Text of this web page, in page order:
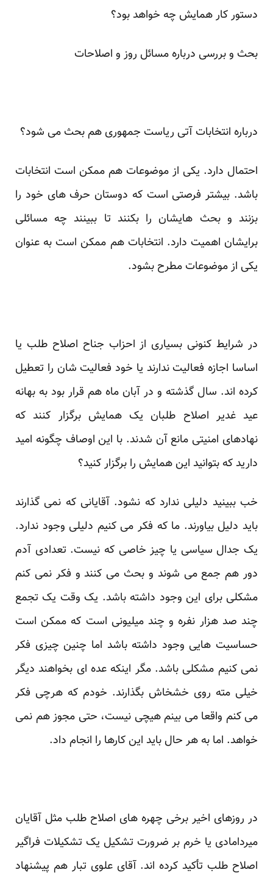
دستور کار همایش چه خواهد بود؟
بحث و بررسی درباره مسائل روز و اصلاحات
درباره انتخابات آتی ریاست جمهوری هم بحث می شود؟
احتمال دارد. یکی از موضوعات هم ممکن است انتخابات
باشد. بیشتر فرصتی است که دوستان حرف های خود را
بزنند و بحث هایشان را بکنند تا ببینند چه مسائلی
برایشان اهمیت دارد. انتخابات هم ممکن است به عنوان
یکی از موضوعات مطرح بشود.
در شرایط کنونی بسیاری از احزاب جناح اصلاح طلب یا
اساسا اجازه فعالیت ندارند یا خود فعالیت شان را تعطیل
کرده اند. سال گذشته و در آبان ماه هم قرار بود به بهانه
عید غدیر اصلاح طلبان یک همایش برگزار کنند که
نهادهای امنیتی مانع آن شدند. با این اوصاف چگونه امید
دارید که بتوانید این همایش را برگزار کنید؟
خب ببینید دلیلی ندارد که نشود. آقایانی که نمی گذارند
باید دلیل بیاورند. ما که فکر می کنیم دلیلی وجود ندارد.
یک جدال سیاسی یا چیز خاصی که نیست. تعدادی آدم
دور هم جمع می شوند و بحث می کنند و فکر نمی کنم
مشکلی برای این وجود داشته باشد. یک وقت یک تجمع
چند صد هزار نفره و چند میلیونی است که ممکن است
حساسیت هایی وجود داشته باشد اما چنین چیزی فکر
نمی کنیم مشکلی باشد. مگر اینکه عده ای بخواهند دیگر
خیلی مته روی خشخاش بگذارند. خودم که هرچی فکر
می کنم واقعا می بینم هیچی نیست، حتی مجوز هم نمی
خواهد. اما به هر حال باید این کارها را انجام داد.
در روزهای اخیر برخی چهره های اصلاح طلب مثل آقایان
میردامادی یا خرم بر ضرورت تشکیل یک تشکیلات فراگیر
اصلاح طلب تأکید کرده اند. آقای علوی تبار هم پیشنهاد